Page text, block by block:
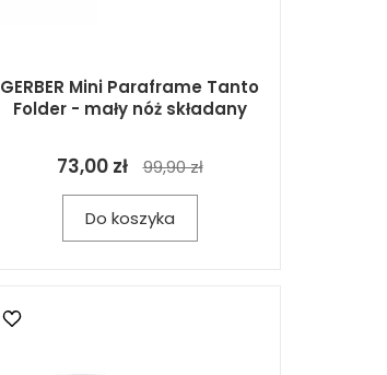
GERBER Mini Paraframe Tanto
Folder - mały nóż składany
73,00 zł 99,90 zł
Do koszyka